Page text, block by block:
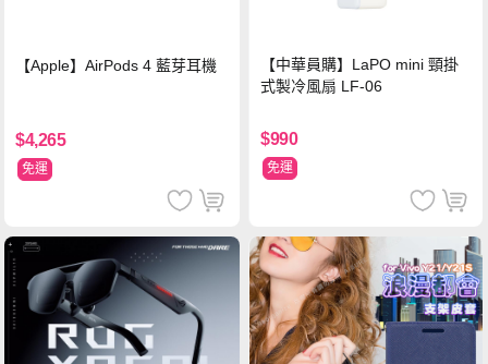
【Apple】AirPods 4 藍芽耳機
$4,265
免運
【中華員購】LaPO mini 頸掛
式製冷風扇 LF-06
$990
免運